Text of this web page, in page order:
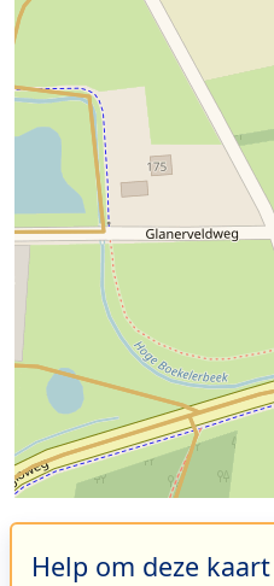
Help om deze